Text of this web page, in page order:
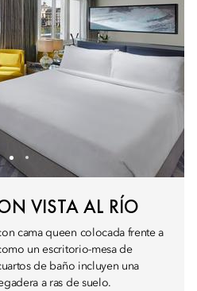
VISTA AL RÍO
cama queen colocada frente a
un escritorio-mesa de
de baño incluyen una
a ras de suelo.